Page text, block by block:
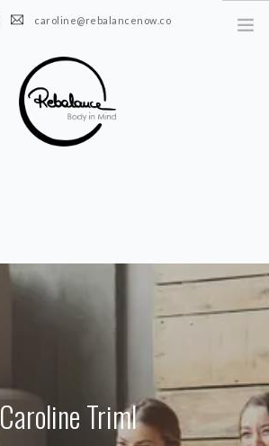
caroline@rebalancenow.co
Caroline Triml